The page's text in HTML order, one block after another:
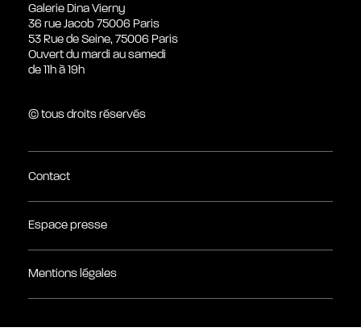
Galerie Dina Vierny
36 rue Jacob 75006 Paris
53 Rue de Seine, 75006 Paris
Ouvert du mardi au samedi
de 11h à 19h
© tous droits réservés
Contact
Espace presse
Mentions légales